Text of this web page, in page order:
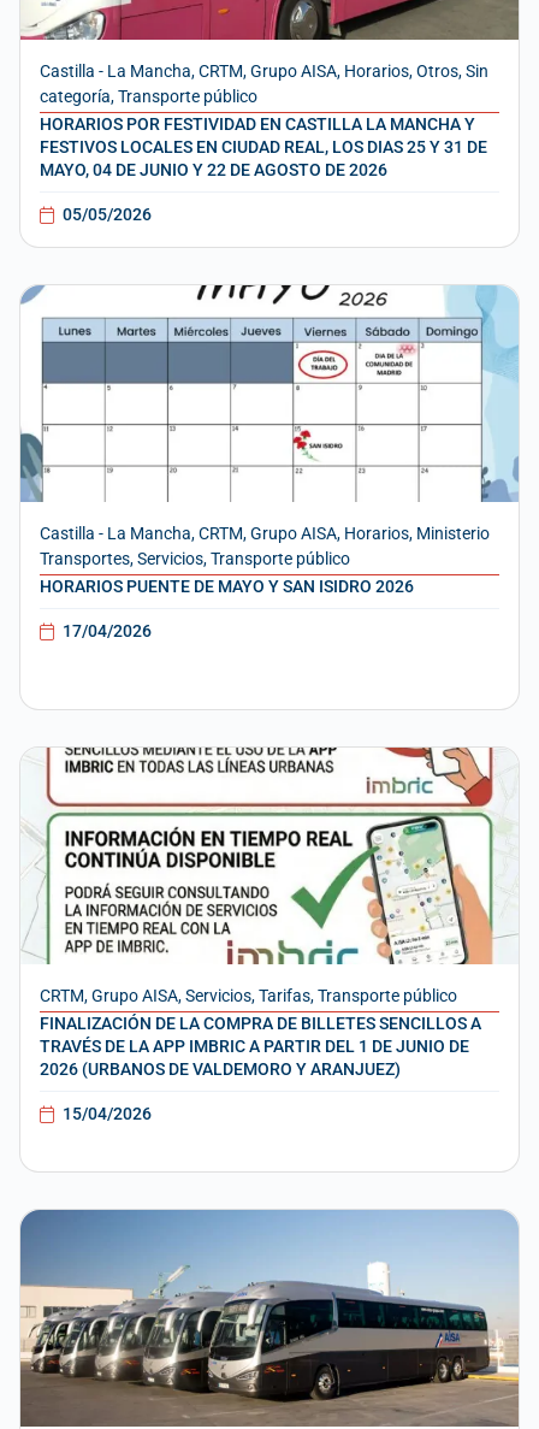
Castilla - La Mancha,CRTM,Grupo AISA, Horarios,Otros,Sin
categoría,Transporte público
HORARIOS POR FESTIVIDAD EN CASTILLA LA MANCHA Y
FESTIVOS LOCALES EN CIUDAD REAL, LOS DIAS 25 Y 31 DE
MAYO, 04 DE JUNIO Y 22 DE AGOSTO DE 2026
05/05/2026
Castilla - La Mancha,CRTM,Grupo AISA, Horarios, Ministerio
Transportes,Servicios,Transporte público
HORARIOS PUENTE DE MAYO Y SAN ISIDRO 2026
17/04/2026
CRTM,Grupo AISA,Servicios,Tarifas,Transporte público
FINALIZACIÓN DE LA COMPRA DE BILLETES SENCILLOS A
TRAVÉS DE LA APP IMBRIC A PARTIR DEL 1 DE JUNIO DE
2026 (URBANOS DE VALDEMORO Y ARANJUEZ)
15/04/2026